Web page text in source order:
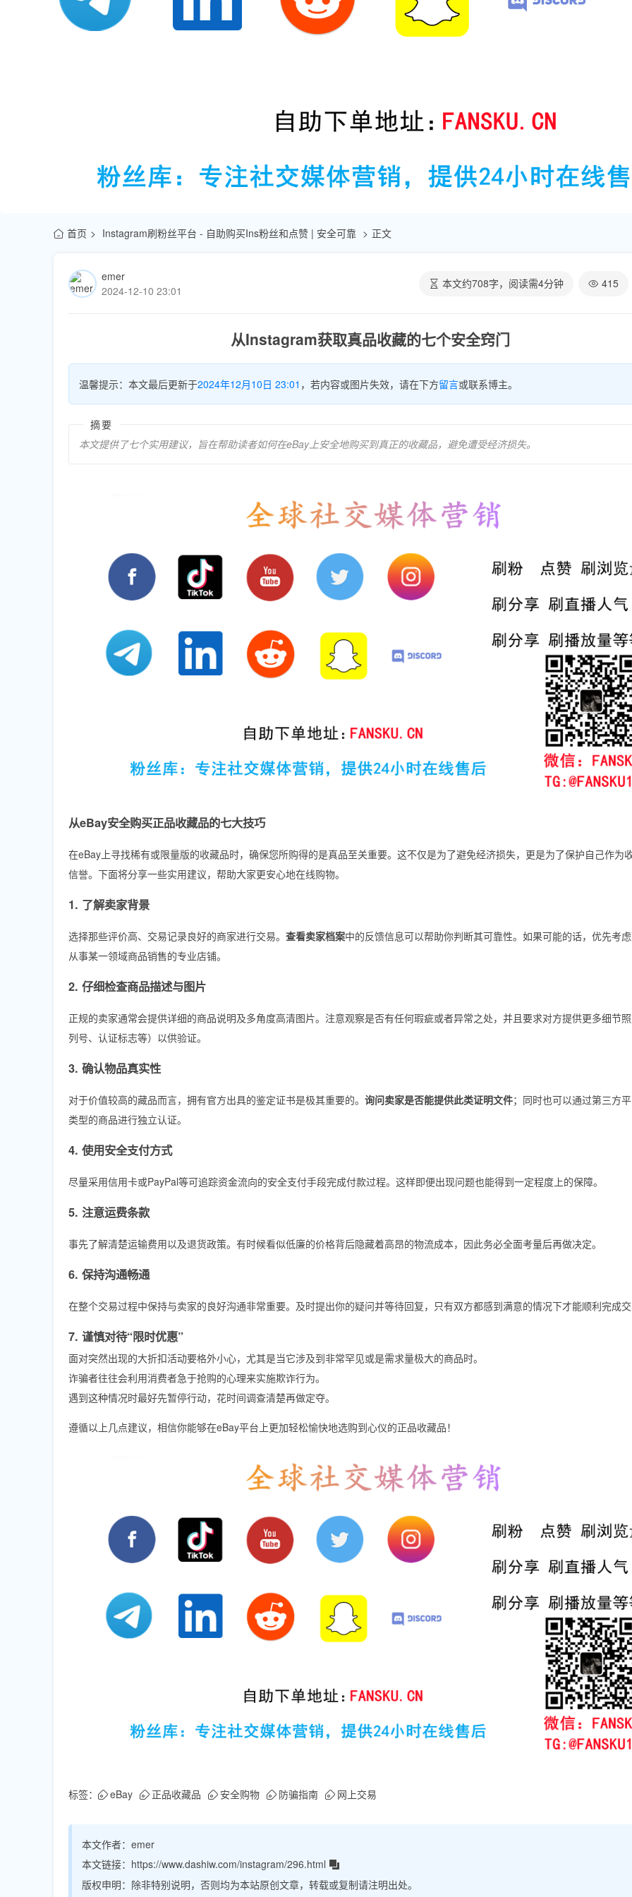
首页 Instagram刷粉丝平台 - 自助购买Ins粉丝和点赞 | 安全可靠 正文
emer
2024-12-10 23:01
本文约708字，阅读需4分钟 415
从Instagram获取真品收藏的七个安全窍门
温馨提示：本文最后更新于2024年12月10日 23:01 ，若内容或图片失效，请在下方留言或联系博主。
摘要
本文提供了七个实用建议，旨在帮助读者如何在eBay上安全地购买到真正的收藏品，避免遭受经济损失。
从eBay安全购买正品收藏品的七大技巧
在eBay上寻找稀有或限量版的收藏品时，确保您所购得的是真品至关重要。这不仅是为了避免经济损失，更是为了保护自己作为
信誉。下面将分享一些实用建议，帮助大家更安心地在线购物。
1. 了解卖家背景
选择那些评价高、交易记录良好的商家进行交易。 查看卖家档案中的反馈信息可以帮助你判断其可靠性。如果可能的话，优先考
从事某一领域商品销售的专业店铺。
2. 仔细检查商品描述与图片
正规的卖家通常会提供详细的商品说明及多角度高清图片。注意观察是否有任何瑕疵或者异常之处，并且要求对方提供更多细节
列号、认证标志等）以供验证。
3. 确认物品真实性
对于价值较高的藏品而言，拥有官方出具的鉴定证书是极其重要的。 询问卖家是否能提供此类证明文件；同时也可以通过第三方
类型的商品进行独立认证。
4. 使用安全支付方式
尽量采用信用卡或PayPal等可追踪资金流向的安全支付手段完成付款过程。这样即便出现问题也能得到一定程度上的保障。
5. 注意运费条款
事先了解清楚运输费用以及退货政策。有时候看似低廉的价格背后隐藏着高昂的物流成本，因此务必全面考量后再做决定。
6. 保持沟通畅通
在整个交易过程中保持与卖家的良好沟通非常重要。及时提出你的疑问并等待回复，只有双方都感到满意的情况下才能顺利完成
7. 谨慎对待“限时优惠”
面对突然出现的大折扣活动要格外小心，尤其是当它涉及到非常罕见或是需求量极大的商品时。
诈骗者往往会利用消费者急于抢购的心理来实施欺诈行为。
遇到这种情况时最好先暂停行动，花时间调查清楚再做定夺。
遵循以上几点建议，相信你能够在eBay平台上更加轻松愉快地选购到心仪的正品收藏品！
标签： eBay 正品收藏品 安全购物 防骗指南 网上交易
本文作者： emer
本文链接： https://www.dashiw.com/instagram/296.html
版权申明： 除非特别说明，否则均为本站原创文章，转载或复制请注明出处。